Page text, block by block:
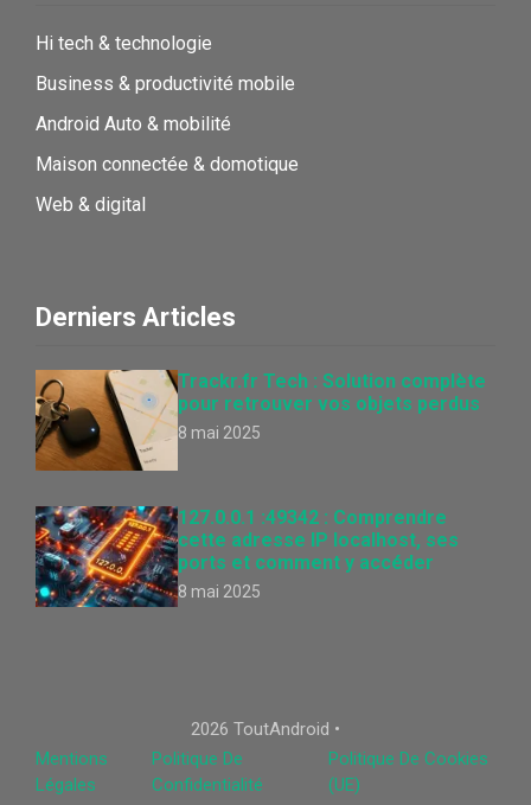
Hi tech & technologie
Business & productivité mobile
Android Auto & mobilité
Maison connectée & domotique
Web & digital
Derniers Articles
Trackr.fr Tech : Solution complète
pour retrouver vos objets perdus
8 mai 2025
127.0.0.1 :49342 : Comprendre
cette adresse IP localhost, ses
ports et comment y accéder
8 mai 2025
2026 ToutAndroid •
Mentions
Légales
Politique De
Confidentialité
Politique De Cookies
(UE)